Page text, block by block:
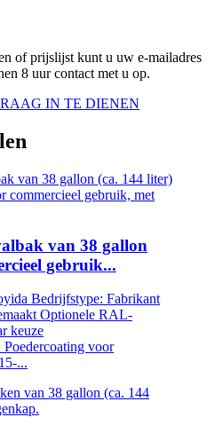
of prijslijst kunt u uw e-mailadres
8 uur contact met u op.
IN TE DIENEN
van 38 gallon
gebruik...
Bedrijfstype: Fabrikant
Optionele RAL-
keuze
voor
...